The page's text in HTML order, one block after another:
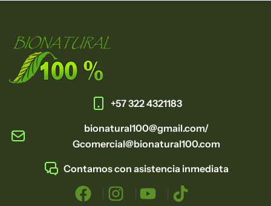
+57 322 4321183
bionatural100@gmail.com/
Gcomercial@bionatural100.com
Contamos con asistencia inmediata